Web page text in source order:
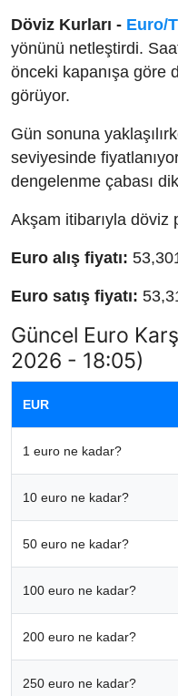
Döviz Kurları - Euro/
yönünü netleştirdi.
önceki kapanışa göre
görüyor.
Gün sonuna
seviyesinde
dengelenme çabası
Akşam itibarıyla döviz
Euro alış fiyatı:
Euro satış fiyatı:
Güncel Euro
2026 - 18:05)
EUR
1 euro ne kadar?
10 euro ne kadar?
50 euro ne kadar?
100 euro ne kadar?
200 euro ne kadar?
250 euro ne kadar?